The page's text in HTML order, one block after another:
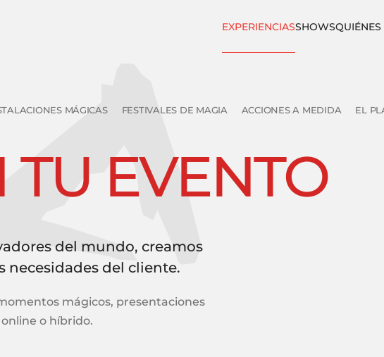
EXPERIENCIASSHOWS
MÁGICAS FESTIVALES DE MAGIA ACCIONES A MEDIDA EL
EVENTO
del mundo, creamos
necesidades del cliente.
mágicos, presentaciones
o híbrido.